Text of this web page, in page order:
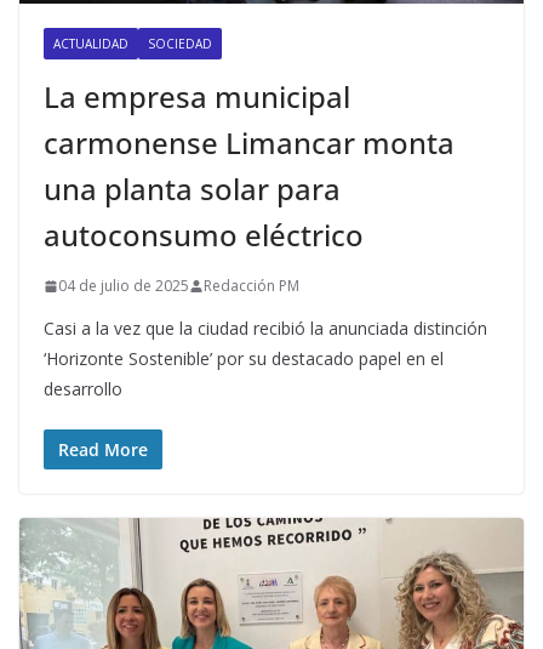
ACTUALIDAD SOCIEDAD
La empresa municipal
carmonense Limancar monta
una planta solar para
autoconsumo eléctrico
04 de julio de 2025 Redacción PM
Casi a la vez que la ciudad recibió la anunciada distinción
‘Horizonte Sostenible’ por su destacado papel en el
desarrollo
Read More